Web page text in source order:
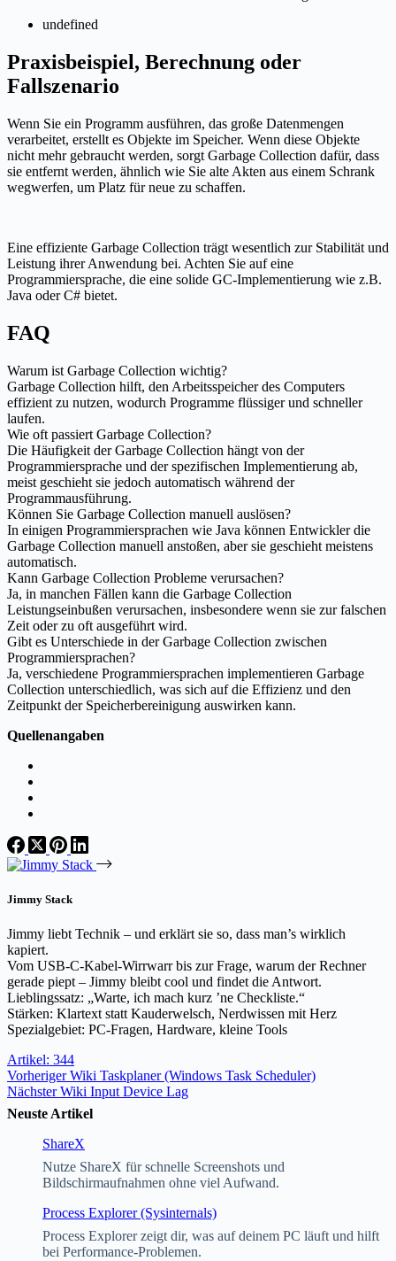
undefined
Praxisbeispiel, Berechnung oder
Fallszenario
Wenn Sie ein Programm ausführen, das große Datenmengen
verarbeitet, erstellt es Objekte im Speicher. Wenn diese Objekte
nicht mehr gebraucht werden, sorgt Garbage Collection dafür, dass
sie entfernt werden, ähnlich wie Sie alte Akten aus einem Schrank
wegwerfen, um Platz für neue zu schaffen.
Eine effiziente Garbage Collection trägt wesentlich zur Stabilität und
Leistung ihrer Anwendung bei. Achten Sie auf eine
Programmiersprache, die eine solide GC-Implementierung wie z.B.
Java oder C# bietet.
FAQ
Warum ist Garbage Collection wichtig?
Garbage Collection hilft, den Arbeitsspeicher des Computers
effizient zu nutzen, wodurch Programme flüssiger und schneller
laufen.
Wie oft passiert Garbage Collection?
Die Häufigkeit der Garbage Collection hängt von der
Programmiersprache und der spezifischen Implementierung ab,
meist geschieht sie jedoch automatisch während der
Programmausführung.
Können Sie Garbage Collection manuell auslösen?
In einigen Programmiersprachen wie Java können Entwickler die
Garbage Collection manuell anstoßen, aber sie geschieht meistens
automatisch.
Kann Garbage Collection Probleme verursachen?
Ja, in manchen Fällen kann die Garbage Collection
Leistungseinbußen verursachen, insbesondere wenn sie zur falschen
Zeit oder zu oft ausgeführt wird.
Gibt es Unterschiede in der Garbage Collection zwischen
Programmiersprachen?
Ja, verschiedene Programmiersprachen implementieren Garbage
Collection unterschiedlich, was sich auf die Effizienz und den
Zeitpunkt der Speicherbereinigung auswirken kann.
Quellenangaben
Jimmy Stack
Jimmy liebt Technik – und erklärt sie so, dass man’s wirklich
kapiert.
Vom USB-C-Kabel-Wirrwarr bis zur Frage, warum der Rechner
gerade piept – Jimmy bleibt cool und findet die Antwort.
Lieblingssatz: „Warte, ich mach kurz ’ne Checkliste.“
Stärken: Klartext statt Kauderwelsch, Nerdwissen mit Herz
Spezialgebiet: PC-Fragen, Hardware, kleine Tools
Artikel: 344
VorherigerWiki Taskplaner (Windows Task Scheduler)
NächsterWiki Input Device Lag
Neuste Artikel
ShareX
Nutze ShareX für schnelle Screenshots und
Bildschirmaufnahmen ohne viel Aufwand.
Process Explorer (Sysinternals)
Process Explorer zeigt dir, was auf deinem PC läuft und hilft
bei Performance-Problemen.